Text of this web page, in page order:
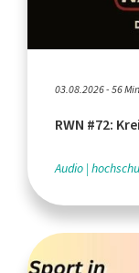
03.08.2026 - 56
RWN #72:
Audio